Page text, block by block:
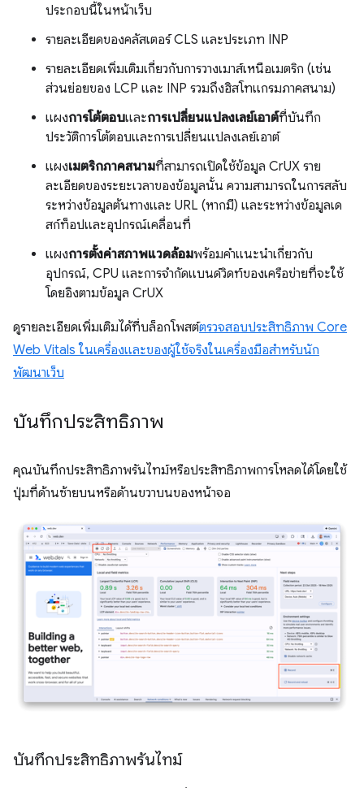
ประกอบนี้ในหน้าเว็บ
รายละเอียดของคลัสเตอร์ CLS และประเภท INP
รายละเอียดเพิ่มเติมเกี่ยวกับการวางเมาส์เหนือเมตริก (เช่น
ส่วนย่อยของ LCP และ INP รวมถึงฮิสโทแกรมภาคสนาม)
แผงการโต้ตอบและการเปลี่ยนแปลงเลย์เอาต์ที่บันทึก
ประวัติการโต้ตอบและการเปลี่ยนแปลงเลย์เอาต์
แผงเมตริกภาคสนามที่สามารถเปิดใช้ข้อมูล CrUX ราย
ละเอียดของระยะเวลาของข้อมูลนั้น ความสามารถในการสลับ
ระหว่างข้อมูลต้นทางและ URL (หากมี) และระหว่างข้อมูลเด
สก์ท็อปและอุปกรณ์เคลื่อนที่
แผงการตั้งค่าสภาพแวดล้อมพร้อมคำแนะนำเกี่ยวกับ
อุปกรณ์, CPU และการจำกัดแบนด์วิดท์ของเครือข่ายที่จะใช้
โดยอิงตามข้อมูล CrUX
ดูรายละเอียดเพิ่มเติมได้ที่บล็อกโพสต์ตรวจสอบประสิทธิภาพ Core
Web Vitals ในเครื่องและของผู้ใช้จริงในเครื่องมือสำหรับนัก
พัฒนาเว็บ
บันทึกประสิทธิภาพ
คุณบันทึกประสิทธิภาพรันไทม์หรือประสิทธิภาพการโหลดได้โดยใช้
ปุ่มที่ด้านซ้ายบนหรือด้านขวาบนของหน้าจอ
บันทึกประสิทธิภาพรันไทม์